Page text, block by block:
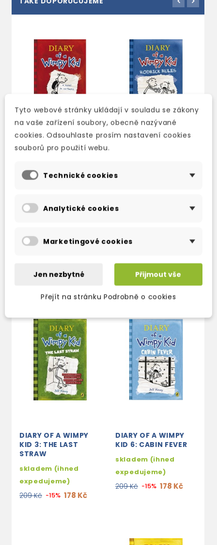
skladem (ihned
209 Kč -15% 178 Kč
RULES
TAKÉ DOPORUČUJEME
DIARY OF A WIMPY
KID 3: THE LAST
STRAW
skladem (ihned
expedujeme)
209 Kč -15% 178 Kč
DIARY OF A WIMPY
KID 6: CABIN FEVER
skladem (ihned
expedujeme)
209 Kč -15% 178 Kč
Tyto webové stránky ukládají v souladu se zákony
na vaše zařízení soubory, obecně nazývané
cookies. Odsouhlaste prosím nastavení cookies
souborů pro použití webu.
Technické cookies
Analytické cookies
Marketingové cookies
Jen nezbytné Přijmout vše
Přejít na stránku Podrobně o cookies